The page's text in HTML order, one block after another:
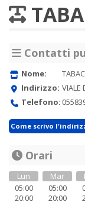
Contatti
Nome:
Indirizzo: VIALE
Telefono:
Come scrivo
Orari
Lun
05:00
20:00
Mar
05:00
20:00